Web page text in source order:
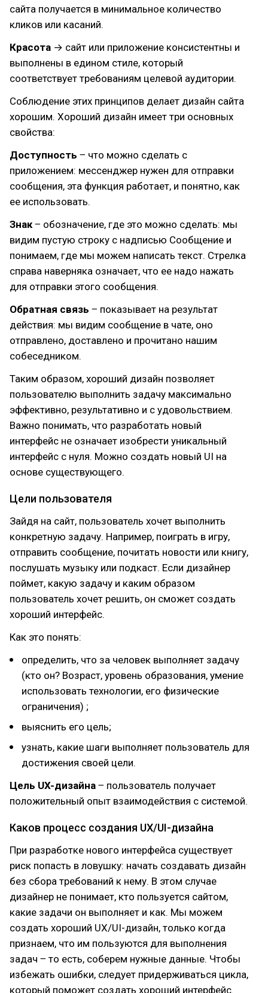
сайта получается в минимальное количество
кликов или касаний.
Красота → сайт или приложение консистентны и
выполнены в едином стиле, который
соответствует требованиям целевой аудитории.
Соблюдение этих принципов делает дизайн сайта
хорошим. Хороший дизайн имеет три основных
свойства:
Доступность ‒ что можно сделать с
приложением: мессенджер нужен для отправки
сообщения, эта функция работает, и понятно, как
ее использовать.
Знак‒ обозначение, где это можно сделать: мы
видим пустую строку с надписью Сообщение и
понимаем, где мы можем написать текст. Стрелка
справа наверняка означает, что ее надо нажать
для отправки этого сообщения.
Обратная связь ‒ показывает на результат
действия: мы видим сообщение в чате, оно
отправлено, доставлено и прочитано нашим
собеседником.
Таким образом, хороший дизайн позволяет
пользователю выполнить задачу максимально
эффективно, результативно и с удовольствием.
Важно понимать, что разработать новый
интерфейс не означает изобрести уникальный
интерфейс с нуля. Можно создать новый UI на
основе существующего.
Цели пользователя
Зайдя на сайт, пользователь хочет выполнить
конкретную задачу. Например, поиграть в игру,
отправить сообщение, почитать новости или книгу,
послушать музыку или подкаст. Если дизайнер
поймет, какую задачу и каким образом
пользователь хочет решить, он сможет создать
хороший интерфейс.
Как это понять:
определить, что за человек выполняет задачу
(кто он? Возраст, уровень образования, умение
использовать технологии, его физические
ограничения) ;
выяснить его цель;
узнать, какие шаги выполняет пользователь для
достижения своей цели.
Цель UX-дизайна ‒ пользователь получает
положительный опыт взаимодействия с системой.
Каков процесс создания UX/UI-дизайна
При разработке нового интерфейса существует
риск попасть в ловушку: начать создавать дизайн
без сбора требований к нему. В этом случае
дизайнер не понимает, кто пользуется сайтом,
какие задачи он выполняет и как. Мы можем
создать хороший UX/UI-дизайн, только когда
признаем, что им пользуются для выполнения
задач ‒ то есть, соберем нужные данные. Чтобы
избежать ошибки, следует придерживаться цикла,
который поможет создать хороший интерфейс.